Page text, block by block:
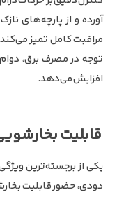
آورده و از پارچه‌های
مراقبت کامل تمیز
توجه در مصرف برق،
افزایش می‌دهد.
قابلیت
دودی، حضور قابلیت